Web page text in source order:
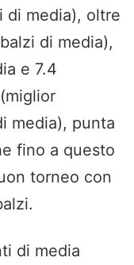
di media), oltre
di media),
e 7.4
(miglior
media), punta
fino a questo
torneo con
di media